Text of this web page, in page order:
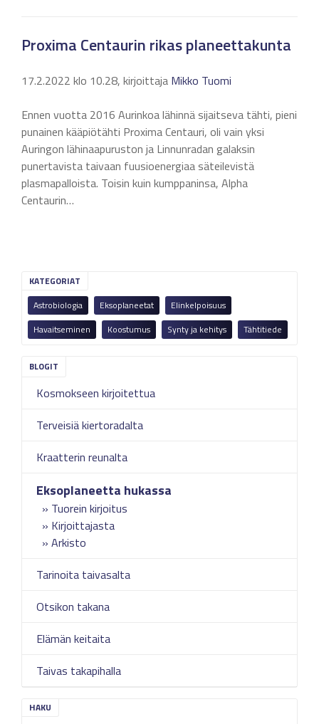
KATEGORIAT
Astrobiologia
Eksoplaneetat
Elinkelpoisuus
Havaitseminen
Koostumus Synty ja kehitys Tähtitiede
Kosmokseen kirjoitettua
Terveisiä kiertoradalta
Kraatterin reunalta
Eksoplaneetta hukassa
Tuorein kirjoitus
Kirjoittajasta
Arkisto
Tarinoita taivasalta
Otsikon takana
Elämän keitaita
Taivas takapihalla
HAKU
Proxima Centaurin rikas planeettakunta
17.2.2022 klo 10.28, kirjoittaja Mikko Tuomi
Ennen vuotta 2016 Aurinkoa lähinnä sijaitseva tähti, pieni
punainen kääpiötähti Proxima Centauri, oli vain yksi
Auringon lähinaapuruston ja Linnunradan galaksin
punertavista taivaan fuusioenergiaa säteilevistä
plasmapalloista. Toisin kuin kumppaninsa, Alpha
Centaurin…